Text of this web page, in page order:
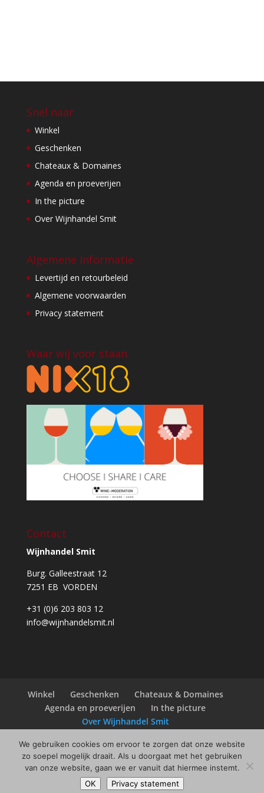
Snel naar
Winkel
Geschenken
Chateaux & Domaines
Agenda en proeverijen
In the picture
Over Wijnhandel Smit
Algemene informatie
Levertijd en retourbeleid
Algemene voorwaarden
Privacy statement
Waar wij voor staan
Contact
Wijnhandel Smit
Burg. Galleestraat 12
7251 EB VORDEN
+31 (0)6 203 803 12
info@wijnhandelsmit.nl
Winkel Geschenken
Chateaux & Domaines
Agenda en proeverijen
In the picture
Over Wijnhandel Smit
© Copyright2026Wijnhandel Smit |Webdesign
Always Ahead
We gebruiken cookies om ervoor te zorgen dat onze website
zo soepel mogelijk draait. Als u doorgaat met het gebruiken
van onze website, gaan we er vanuit dat hiermee instemt.
OK
Privacy statement